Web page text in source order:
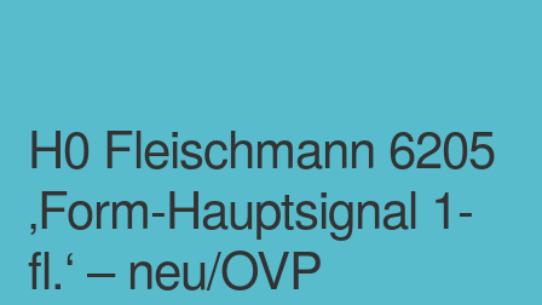
H0 Fleischmann 6205
‚Form-Hauptsignal 1-
fl.‘ – neu/OVP